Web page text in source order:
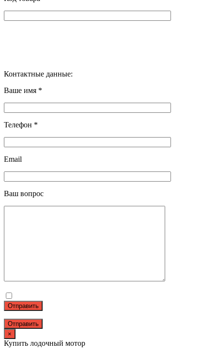
Контактные данные:
Ваше имя *
Телефон *
Email
Ваш вопрос
Отправить
×
Купить лодочный мотор